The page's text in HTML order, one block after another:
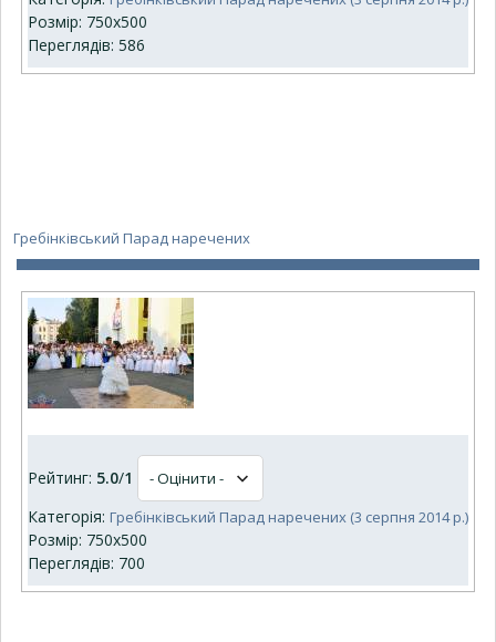
Розмір: 750x500
Переглядів: 586
Гребінківський Парад наречених
Рейтинг: 5.0/1
Категорія: Гребінківський Парад наречених (3 серпня 2014 р.)
Розмір: 750x500
Переглядів: 700